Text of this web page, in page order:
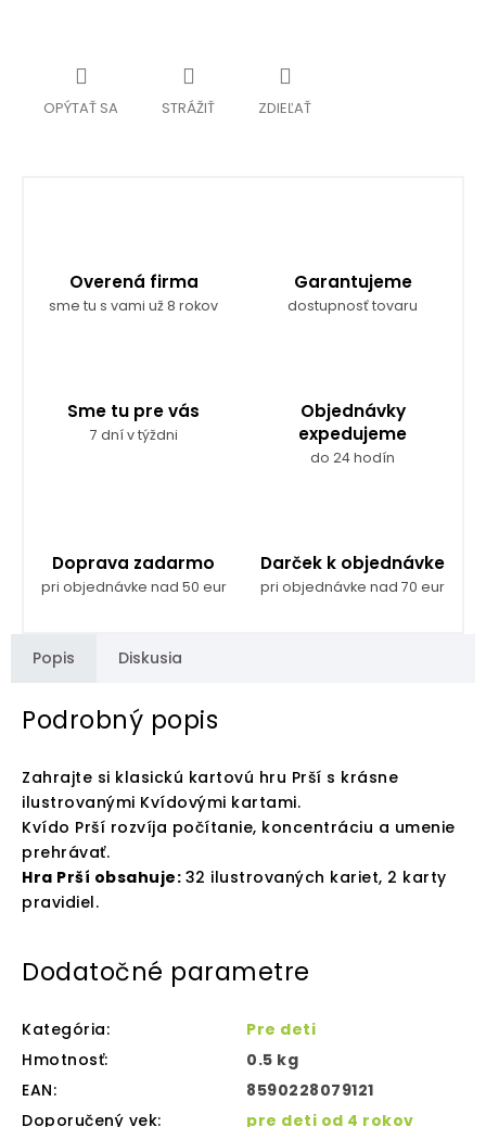
OPÝTAŤ SA STRÁŽIŤ ZDIEĽAŤ
Overená firma
sme tu s vami už 8 rokov
Garantujeme
dostupnosť tovaru
Sme tu pre vás
7 dní v týždni
Objednávky
expedujeme
do 24 hodín
Doprava zadarmo
pri objednávke nad 50 eur
Darček k objednávke
pri objednávke nad 70 eur
Popis Diskusia
Podrobný popis
Zahrajte si klasickú kartovú hru Prší s krásne
ilustrovanými Kvídovými kartami.
Kvído Prší rozvíja počítanie, koncentráciu a umenie
prehrávať.
Hra Prší obsahuje: 32 ilustrovaných kariet, 2 karty
pravidiel.
Dodatočné parametre
Kategória:
Pre deti
Hmotnosť:
0.5 kg
EAN:
8590228079121
Doporučený vek: pre deti od 4 rokov